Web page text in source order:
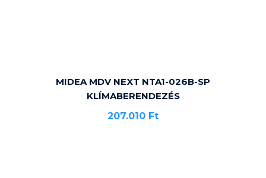
MIDEA MDV NEXT NTA1-026B-SP
KLÍMABERENDEZÉS
207.010 Ft